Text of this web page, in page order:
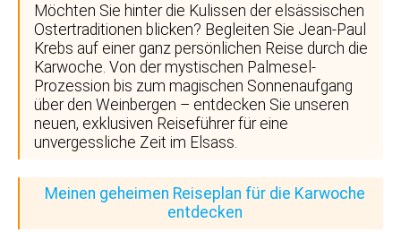
Möchten Sie hinter die Kulissen der elsässischen
Ostertraditionen blicken? Begleiten Sie Jean-Paul
Krebs auf einer ganz persönlichen Reise durch die
Karwoche. Von der mystischen Palmesel-
Prozession bis zum magischen Sonnenaufgang
über den Weinbergen – entdecken Sie unseren
neuen, exklusiven Reiseführer für eine
unvergessliche Zeit im Elsass.
Meinen geheimen Reiseplan für die Karwoche
entdecken